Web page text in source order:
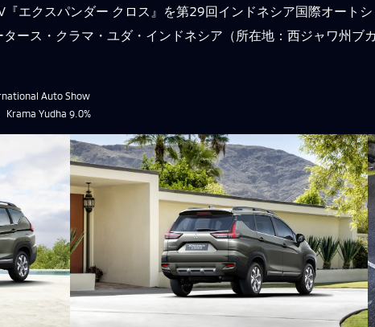
エクスパンダー クロス』を第29回インドネシア国際オートシ
ース・クラマ・ユダ・インドネシア（所在地：西ジャワ州ブカ
Auto Show
Krama Yudha 9.0%